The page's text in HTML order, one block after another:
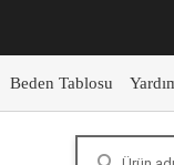
Beden Tablosu